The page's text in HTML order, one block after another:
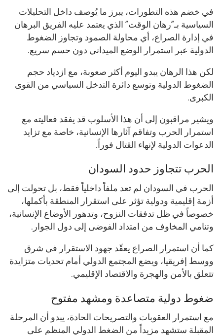
في خضم هذه التطورات، يبرز ما يُوصف داخل التحليلات
السياسية بـ”رهان الوقت” الذي يعتمد عليه الفريق البرهان
في إدارة الصراع، أي محاولة الصمود وتجاوز الضغوط
الدولية عبر استمرار الوضع الميداني دون حسم سريع.
لكن هذا الرهان يبدو اليوم أكثر صعوبة، مع ازدياد حجم
الضغوط الدولية وتوسع دائرة التدخل السياسي من القوى
الكبرى.
ويشير مراقبون إلى أن هذا الأسلوب قد يفقد فعاليته مع
استمرار الحرب وتفاقم آثارها الإنسانية، خاصة مع تزايد
الدعوات الدولية لإنهاء القتال فوراً.
الحرب تتجاوز حدود السودان
الحرب في السودان لم تعد ملفاً داخلياً فقط، بل تحولت إلى
أزمة إقليمية ودولية تؤثر على استقرار المنطقة بأكملها،
خصوصاً في ظل تدفقات النزوح، وتدهور الأوضاع الإنسانية،
وتنامي المخاوف من امتداد الفوضى إلى دول الجوار.
كما أن استمرار الصراع يعقّد جهود الاستقرار في شرق
ووسط إفريقيا، ويضع المجتمع الدولي أمام تحديات متزايدة
تتعلق بالأمن والهجرة والاقتصاد الإقليمي.
ضغوط دولية متصاعدة ومشهد مفتوح
مع استمرار العقوبات والتصريحات الحادة، يبدو أن المرحلة
المقبلة ستشهد مزيداً من الضغط الدولي المنظم على